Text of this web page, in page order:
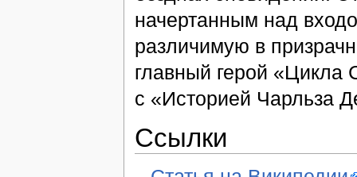
начертанным над
различимую в
главный герой «Цикла
с «Историей Чарльза
Ссылки